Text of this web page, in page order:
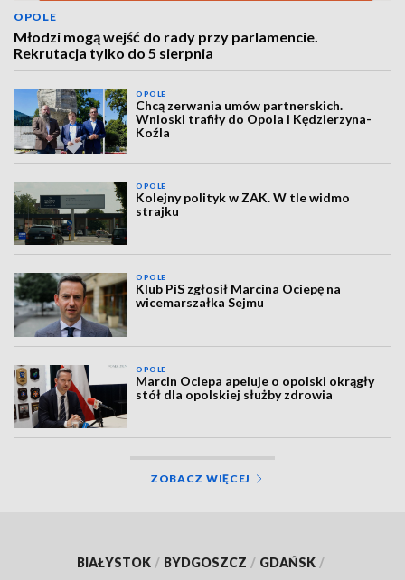
OPOLE
Młodzi mogą wejść do rady przy parlamencie.
Rekrutacja tylko do 5 sierpnia
OPOLE
Chcą zerwania umów partnerskich.
Wnioski trafiły do Opola i Kędzierzyna-
Koźla
OPOLE
Kolejny polityk w ZAK. W tle widmo
strajku
OPOLE
Klub PiS zgłosił Marcina Ociepę na
wicemarszałka Sejmu
OPOLE
Marcin Ociepa apeluje o opolski okrągły
stół dla opolskiej służby zdrowia
ZOBACZ WIĘCEJ
BIAŁYSTOK / BYDGOSZCZ / GDAŃSK /